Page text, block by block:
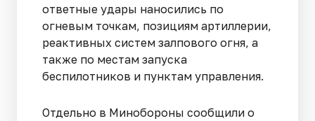
ответные удары наносились по
огневым точкам, позициям артиллерии,
реактивных систем залпового огня, а
также по местам запуска
беспилотников и пунктам управления.
Отдельно в Минобороны сообщили о